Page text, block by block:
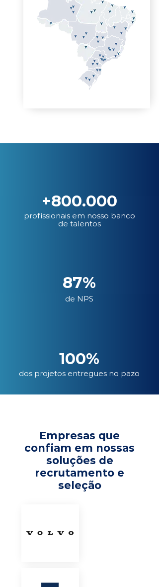
+800.000
profissionais em nosso banco
de talentos
87%
de NPS
100%
dos projetos entregues no pazo
Empresas que
confiam em nossas
soluções de
recrutamento e
seleção